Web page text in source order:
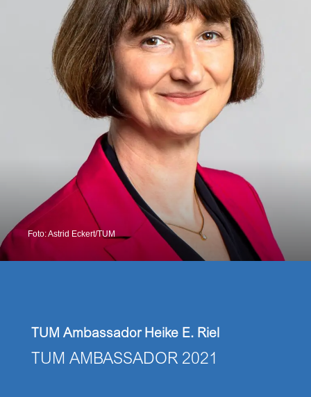
Foto: Astrid Eckert/TUM
TUM Ambassador Heike E. Riel
TUM AMBASSADOR 2021